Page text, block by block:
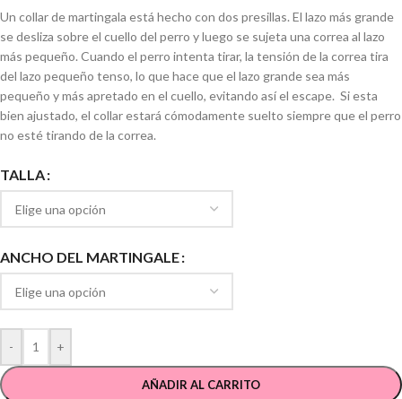
Un collar de martingala está hecho con dos presillas. El lazo más grande
se desliza sobre el cuello del perro y luego se sujeta una correa al lazo
más pequeño. Cuando el perro intenta tirar, la tensión de la correa tira
del lazo pequeño tenso, lo que hace que el lazo grande sea más
pequeño y más apretado en el cuello, evitando así el escape. Si esta
bien ajustado, el collar estará cómodamente suelto siempre que el perro
no esté tirando de la correa.
TALLA
ANCHO DEL MARTINGALE
- +
AÑADIR AL CARRITO